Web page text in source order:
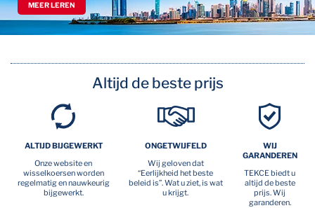
MEER LEREN
Altijd de beste prijs
ALTIJD BIJGEWERKT
Onze website en
wisselkoersen worden
regelmatig en nauwkeurig
bijgewerkt.
ONGETWIJFELD
Wij geloven dat
“Eerlijkheid het beste
beleid is”. Wat u ziet, is wat
u krijgt.
WIJ
GARANDEREN
TEKCE biedt u
altijd de beste
prijs. Wij
garanderen.